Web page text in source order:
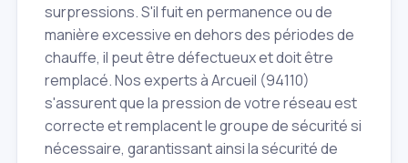
surpressions. S'il fuit en permanence ou de
manière excessive en dehors des périodes de
chauffe, il peut être défectueux et doit être
remplacé. Nos experts à Arcueil (94110)
s'assurent que la pression de votre réseau est
correcte et remplacent le groupe de sécurité si
nécessaire, garantissant ainsi la sécurité de